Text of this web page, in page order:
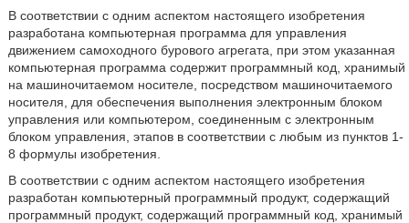
В соответствии с одним аспектом настоящего изобретения
разработана компьютерная программа для управления
движением самоходного бурового агрегата, при этом указанная
компьютерная программа содержит программный код, хранимый
на машиночитаемом носителе, посредством машиночитаемого
носителя, для обеспечения выполнения электронным блоком
управления или компьютером, соединенным с электронным
блоком управления, этапов в соответствии с любым из пунктов 1-
8 формулы изобретения.
В соответствии с одним аспектом настоящего изобретения
разработан компьютерный программный продукт, содержащий
программный продукт, содержащий программный код, хранимый